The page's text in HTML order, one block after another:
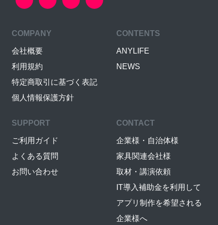
COMPANY
会社概要
利用規約
特定商取引に基づく表記
個人情報保護方針
CONTENTS
ANYLIFE
NEWS
SUPPORT
ご利用ガイド
よくある質問
お問い合わせ
CONTACT
企業様・自治体様
家具関連会社様
取材・講演依頼
IT導入補助金を利用して
アプリ制作を希望される
企業様へ